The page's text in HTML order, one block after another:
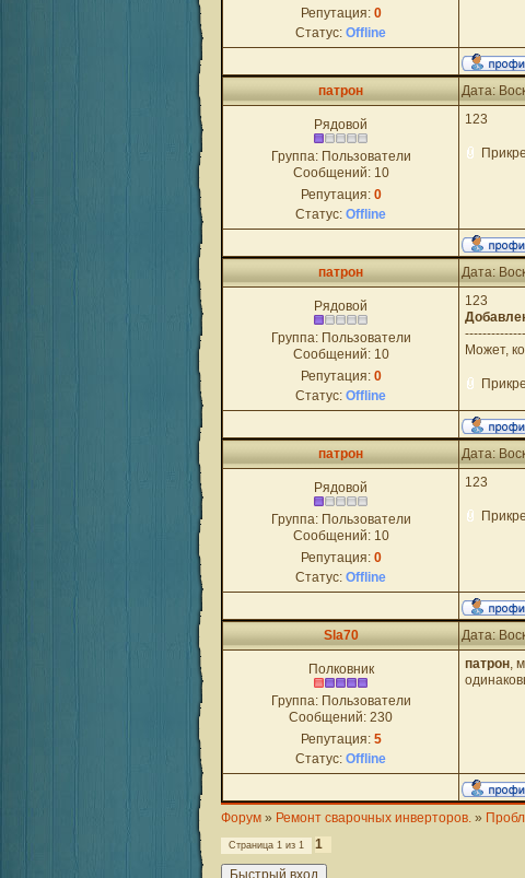
Репутация: 0
Статус: Offline
патрон Дата:
Рядовой
Группа: Пользователи
Сообщений: 10
Репутация: 0
Статус: Offline
123
патрон Дата:
Рядовой
Группа: Пользователи
Сообщений: 10
Репутация: 0
Статус: Offline
123
Может,
патрон Дата:
Рядовой
Группа: Пользователи
Сообщений: 10
Репутация: 0
Статус: Offline
123
Sla70 Дата:
Полковник
Группа: Пользователи
Сообщений: 230
Репутация: 5
Статус: Offline
патрон,
Форум » Ремонт сварочных инверторов. »
Страница 1 из 1
1